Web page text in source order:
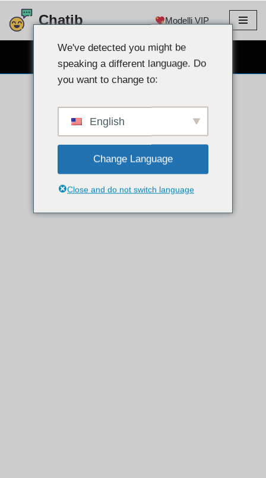
Salta
Chatib Modelli VIP
CHAT WEBCAM GRATUITA
We've detected you might be
speaking a different language. Do
you want to change to:
English
Change Language
Close and do not switch language